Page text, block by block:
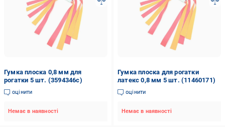
Гумка плоска 0,8 мм для
рогатки 5 шт. (3594346c)
оцінити
Немає в наявності
Гумка плоска для рогатки
латекс 0,8 мм 5 шт. (11460171)
оцінити
Немає в наявності